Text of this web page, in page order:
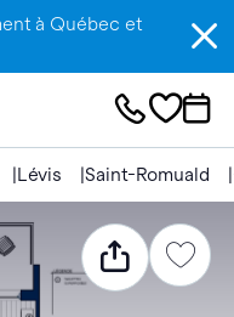
à Québec et
Lévis Saint-Romuald